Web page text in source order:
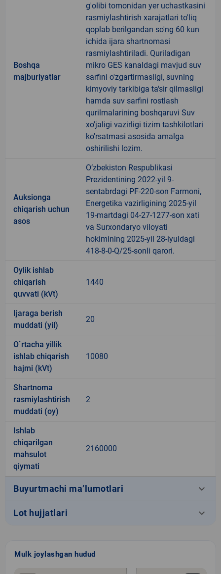
Boshqa
majburiyatlar
g'olibi tomonidan yer uchastkasini
rasmiylashtirish xarajatlari to'liq
qoplab berilgandan so'ng 60 kun
ichida ijara shartnomasi
rasmiylashtiriladi. Quriladigan
mikro GES kanaldagi mavjud suv
sarfini o'zgartirmasligi, suvning
kimyoviy tarkibiga ta'sir qilmasligi
hamda suv sarfini rostlash
qurilmalarining boshqaruvi Suv
xo'jaligi vazirligi tizim tashkilotlari
ko'rsatmasi asosida amalga
oshirilishi lozim.
Auksionga
chiqarish uchun
asos
O‘zbekiston Respublikasi
Prezidentining 2022-yil 9-
sentabrdagi PF-220-son Farmoni,
Energetika vazirligining 2025-yil
19-martdagi 04-27-1277-son xati
va Surxondaryo viloyati
hokimining 2025-yil 28-iyuldagi
418-8-0-Q/25-sonli qarori.
Oylik ishlab
chiqarish
quvvati (kVt)
1440
Ijaraga berish
muddati (yil)
20
O`rtacha yillik
ishlab chiqarish
hajmi (kVt)
10080
Shartnoma
rasmiylashtirish
muddati (oy)
2
Ishlab
chiqarilgan
mahsulot
qiymati
2160000
Buyurtmachi ma’lumotlari keyboard_arrow_down
Lot hujjatlari keyboard_arrow_down
Mulk joylashgan hudud